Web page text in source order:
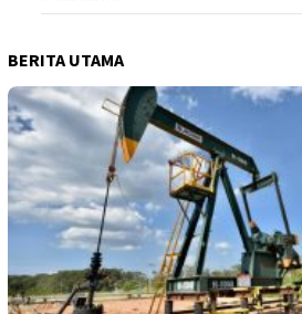
BERITA UTAMA